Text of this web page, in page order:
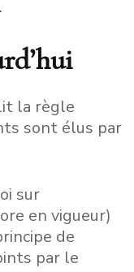
la règle
sont élus par
sur
en vigueur)
de
par le